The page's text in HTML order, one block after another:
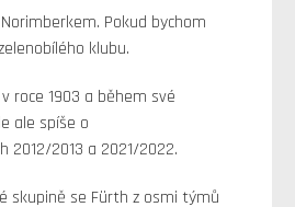
Pokud bychom
klubu.
roce 1903 a během své
ale spíše o
2012/2013 a 2021/2022.
skupině se Fürth z osmi týmů